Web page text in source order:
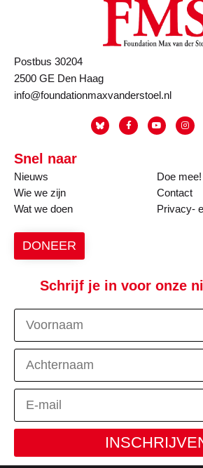
Postbus 30204
2500 GE Den Haag
info@foundationmaxvanderstoel.nl
Snel naar
Nieuws
Wie we zijn
Wat we doen
Doe mee!
Contact
Privacy-
DONEER
Schrijf je in voor onze